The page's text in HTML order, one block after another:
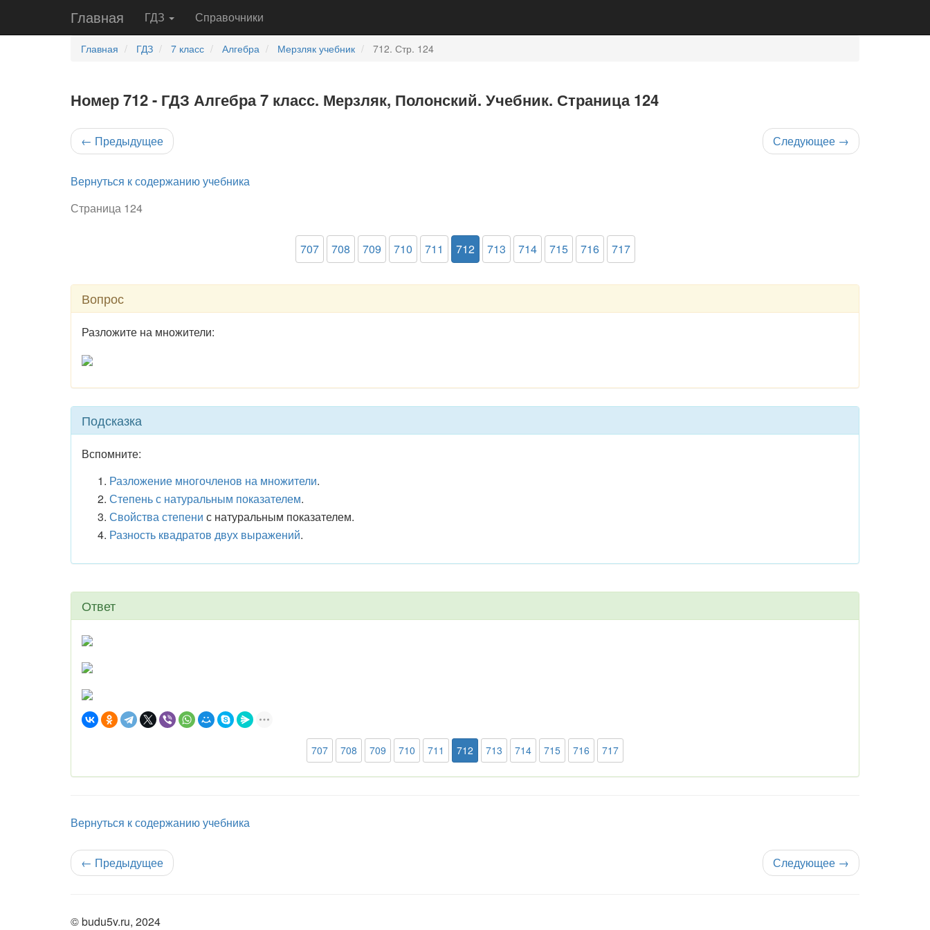
Главная ГДЗ Справочники
Главная ГДЗ 7 класс Алгебра Мерзляк учебник 712. Стр. 124
Номер 712 - ГДЗ Алгебра 7 класс. Мерзляк, Полонский. Учебник. Страница 124
← Предыдущее Следующее →
Вернуться к содержанию учебника
Страница 124
707 708 709 710 711 712 713 714 715 716 717
Вопрос
Разложите на множители:
Подсказка
Вспомните:
Разложение многочленов на множители.
Степень с натуральным показателем.
Свойства степени с натуральным показателем.
Разность квадратов двух выражений.
Ответ
707 708 709 710 711 712 713 714 715 716 717
Вернуться к содержанию учебника
← Предыдущее Следующее →
© budu5v.ru, 2024